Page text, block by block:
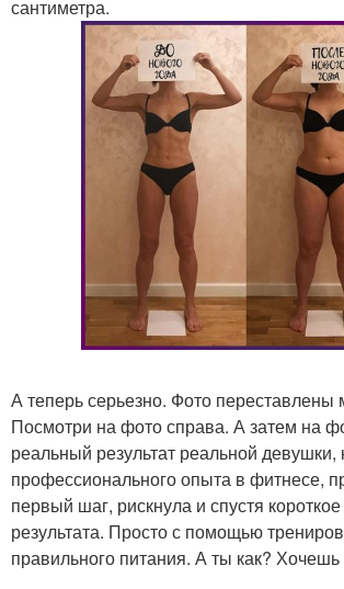
сантиметра.
А теперь серьезно. Фото переставлены
Посмотри на фото справа. А затем на
реальный результат реальной девушки,
профессионального опыта в фитнесе,
первый шаг, рискнула и спустя
результата. Просто с помощью
правильного питания. А ты как? Хочешь